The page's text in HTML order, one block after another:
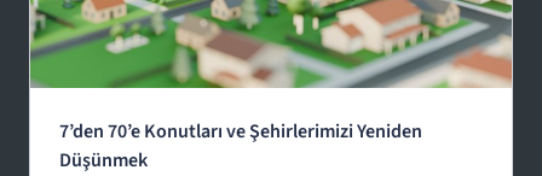
7’den 70’e Konutları ve Şehirlerimizi Yeniden
Düşünmek